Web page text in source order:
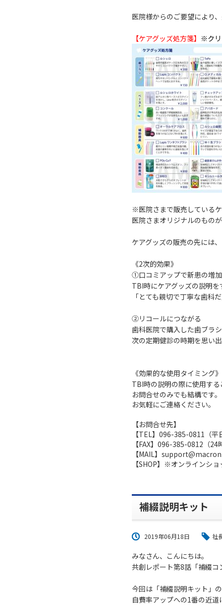
医院様からのご要望により
【ケアグッズ処方箋】 ※クリ
※医院さまで販売している
医院さまオリジナルのもの
ケアグッズの販売の先には
《2次的効果》
①口コミアップで新患の増加
TBI時にケアグッズの説明
「とても親切で丁寧な歯科
②リコールにつながる
歯科医院で購入した歯ブラ
次の定期健診の時期を思い
《効果的な使用タイミング》
TBI時の説明の際に使用す
お問合せのみでも結構です。
お気軽にご連絡ください。
【お問合せ先】
【TEL】096-385-0811（
【FAX】096-385-0812（24
【MAIL】
【SHOP】※オンラインシ
補綴説明キット
2019年06月18日 社
みなさん、こんにちは。
共創レポート第8話「補綴
今回は「補綴説明キット」
自費率アップへの1番の近